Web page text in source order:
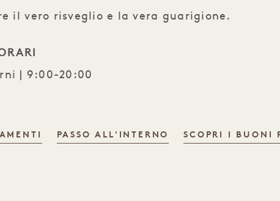
il vero risveglio e la vera guarigione.
| 9:00-20:00
PASSO ALL'INTERNO SCOPRI I BUONI